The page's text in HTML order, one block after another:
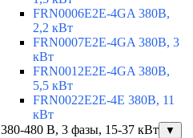
FRN0006E2E-4GA 380В,
2,2 кВт
FRN0007E2E-4GA 380В, 3
кВт
FRN0012E2E-4GA 380В,
5,5 кВт
FRN0022E2E-4E 380В, 11
кВт
380-480 В, 3 фазы, 15-37 кВт
▼